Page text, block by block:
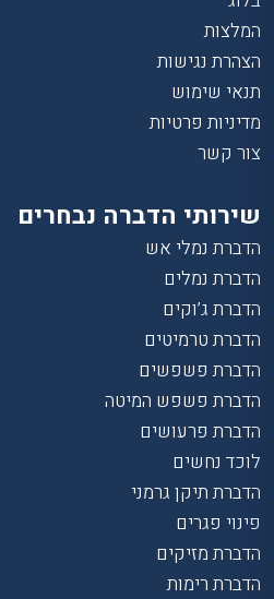
המלצות
הצהרת נגישות
תנאי שימוש
מדיניות פרטיות
צור קשר
שירותי הדברה נבחרים
הדברת נמלי אש
הדברת נמלים
הדברת ג’וקים
הדברת טרמיטים
הדברת פשפשים
הדברת פשפש המיטה
הדברת פרעושים
לוכד נחשים
הדברת תיקן גרמני
פינוי פגרים
הדברת מזיקים
הדברת רימות